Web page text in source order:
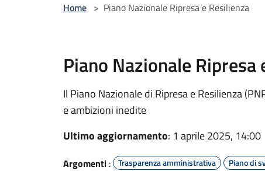
Home > Piano Nazionale Ripresa e Resilienza
Piano Nazionale Ripresa
Il Piano Nazionale di Ripresa e Resilienza
e ambizioni inedite
Ultimo aggiornamento: 1 aprile 2025, 14:00
Argomenti : Trasparenza amministrativa Piano di